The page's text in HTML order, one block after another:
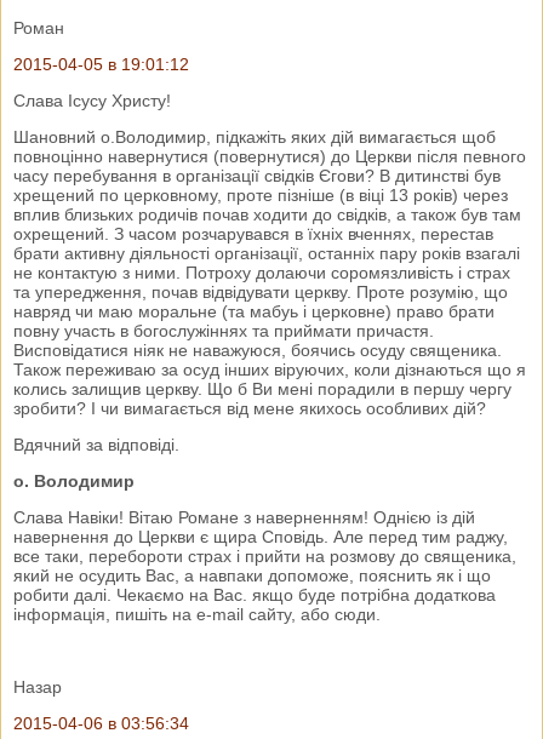
Роман
2015-04-05 в 19:01:12
Слава Ісусу Христу!
Шановний о.Володимир, підкажіть яких дій вимагається щоб
повноцінно навернутися (повернутися) до Церкви після певного
часу перебування в організації свідків Єгови? В дитинстві був
хрещений по церковному, проте пізніше (в віці 13 років) через
вплив близьких родичів почав ходити до свідків, а також був там
охрещений. З часом розчарувався в їхніх вченнях, перестав
брати активну діяльності організації, останніх пару років взагалі
не контактую з ними. Потроху долаючи соромязливість і страх
та упередження, почав відвідувати церкву. Проте розумію, що
навряд чи маю моральне (та мабуь і церковне) право брати
повну участь в богослужіннях та приймати причастя.
Висповідатися ніяк не наважуюся, боячись осуду священика.
Також переживаю за осуд інших віруючих, коли дізнаються що я
колись залищив церкву. Що б Ви мені порадили в першу чергу
зробити? І чи вимагається від мене якихось особливих дій?
Вдячний за відповіді.
о. Володимир
Слава Навіки! Вітаю Романе з наверненням! Однією із дій
навернення до Церкви є щира Сповідь. Але перед тим раджу,
все таки, перебороти страх і прийти на розмову до священика,
який не осудить Вас, а навпаки допоможе, пояснить як і що
робити далі. Чекаємо на Вас. якщо буде потрібна додаткова
інформація, пишіть на e-mail сайту, або сюди.
Назар
2015-04-06 в 03:56:34